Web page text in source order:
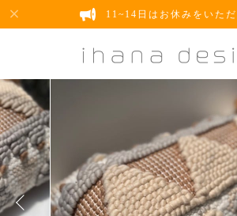
11~14日はお休みをいただ